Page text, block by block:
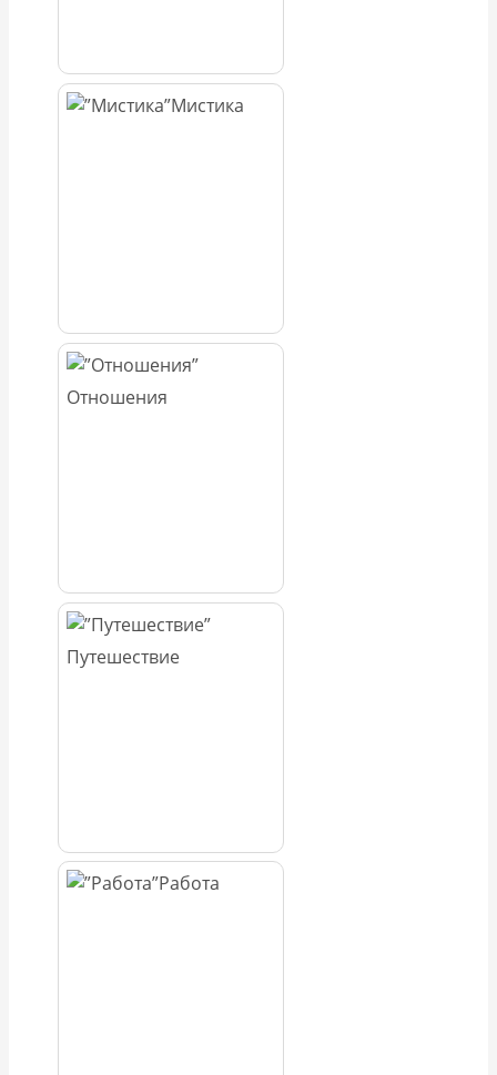
Мистика
Отношения
Путешествие
Работа